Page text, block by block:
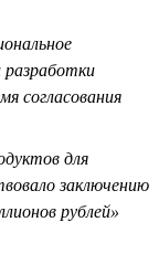
согласования
для
заключению
рублей»